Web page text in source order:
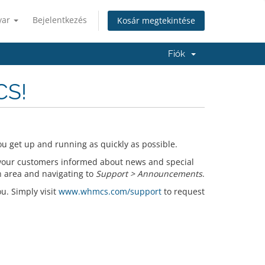
Bejelentkezés Kosár megtekintése
Fiók
get up and running as quickly as possible.
customers informed about news and special
area and navigating to Support > Announcements.
Simply visit www.whmcs.com/supportto request